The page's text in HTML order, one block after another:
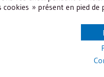
conditions.
cookies » présent en pied de